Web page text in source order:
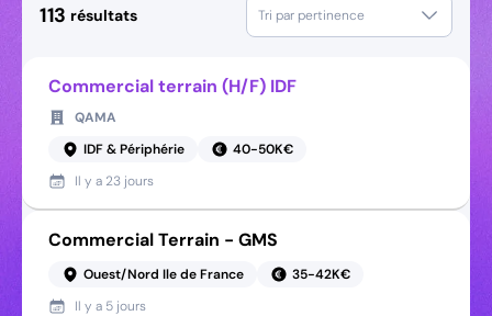
113 résultats Tri par pertinence
Commercial terrain (H/F) IDF
QAMA
IDF & Périphérie
40-50K€
Il y a 23 jours
Commercial Terrain - GMS
Ouest/Nord Ile de France
35-42K€
Il y a 5 jours